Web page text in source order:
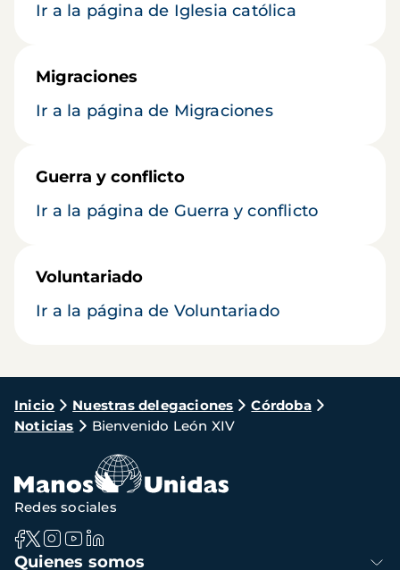
Ir a la página de Iglesia católica
Migraciones
Ir a la página de Migraciones
Guerra y conflicto
Ir a la página de Guerra y conflicto
Voluntariado
Ir a la página de Voluntariado
Ruta
de
navegación
Inicio Nuestras delegaciones
Córdoba
Noticias
Bienvenido León XIV
Navegación
Quienes somos
Redes sociales